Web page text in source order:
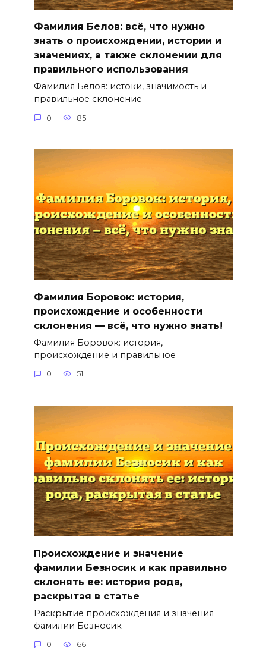
Фамилия Белов: всё, что нужно
знать о происхождении, истории и
значениях, а также склонении для
правильного использования
Фамилия Белов: истоки, значимость и
правильное склонение
0 85
Фамилия Боровок: история,
происхождение и особенности
склонения — всё, что нужно знать!
Фамилия Боровок: история,
происхождение и правильное
0 51
Происхождение и значение
фамилии Безносик и как правильно
склонять ее: история рода,
раскрытая в статье
Раскрытие происхождения и значения
фамилии Безносик
0 66